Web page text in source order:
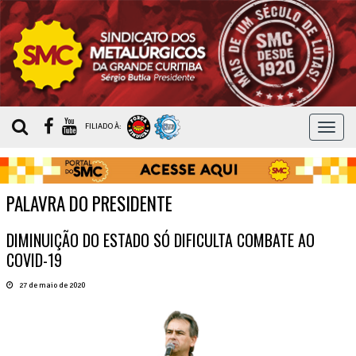
MENU
FILIADO À:
PALAVRA DO PRESIDENTE
DIMINUIÇÃO DO ESTADO SÓ DIFICULTA COMBATE AO
COVID-19
27 de maio de 2020